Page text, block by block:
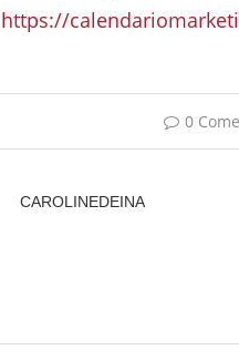
https://
0
CAROLINEDEINA